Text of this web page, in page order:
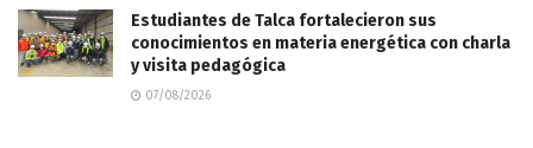
Estudiantes de Talca fortalecieron sus
conocimientos en materia energética con charla
y visita pedagógica
07/08/2026